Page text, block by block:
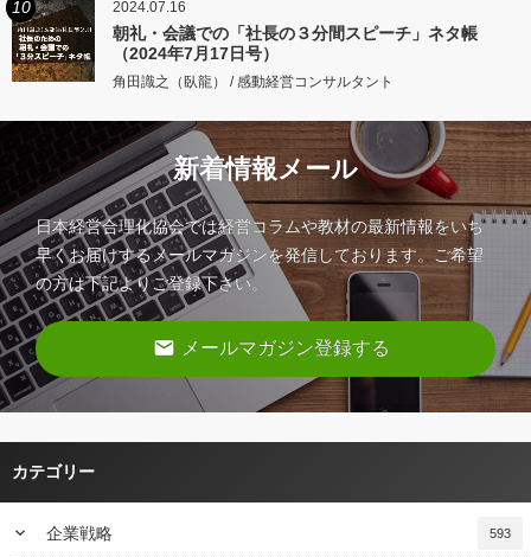
10 2024.07.16
朝礼・会議での「社長の３分間スピーチ」ネタ帳
（2024年7月17日号）
角田識之（臥龍） / 感動経営コンサルタント
新着情報メール
日本経営合理化協会では経営コラムや教材の最新情報をいち
早くお届けするメールマガジンを発信しております。ご希望
の方は下記よりご登録下さい。
email メールマガジン登録する
カテゴリー
keyboard_arrow_down 企業戦略 593